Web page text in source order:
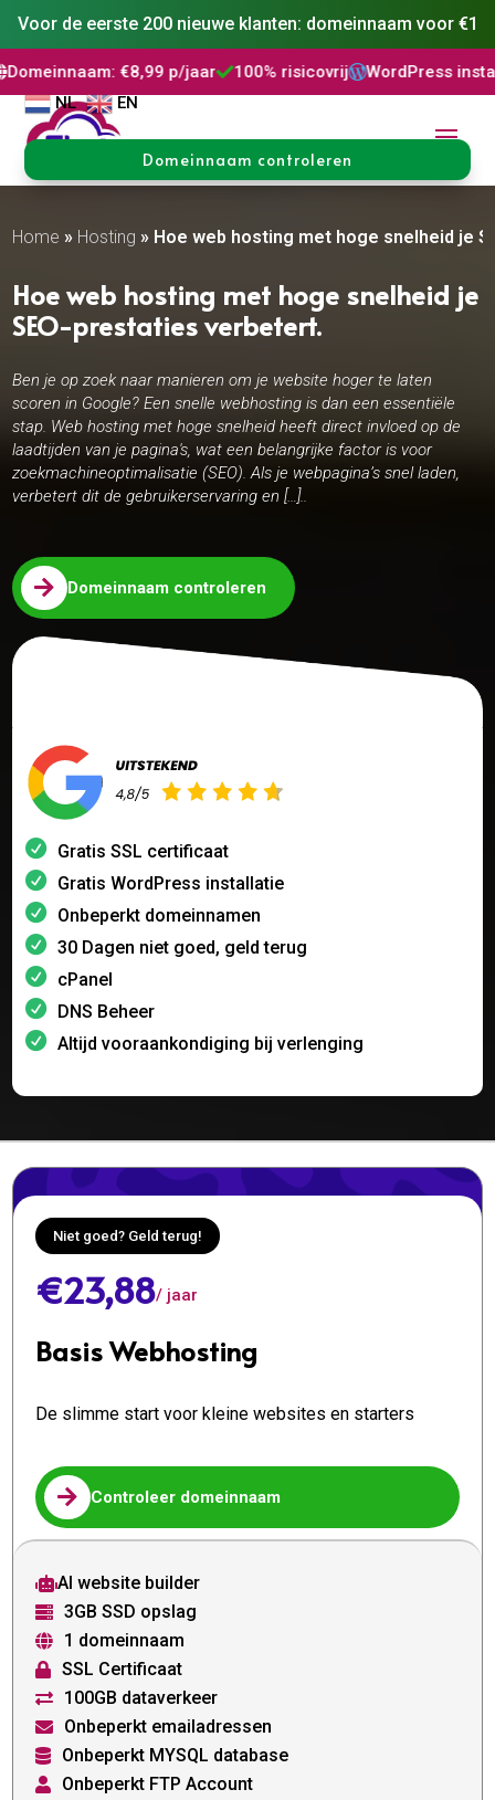
Voor de eerste 200 nieuwe klanten: domeinnaam voor €1
€8,99 p/jaar100% risicovrijWordPress installatie 
NL
EN
Domeinnaam controleren
Home » Hosting » Hoe web hosting met hoge snelheid je
Hoe web hosting met hoge snelheid je
SEO-prestaties verbetert.​
Ben je op zoek naar manieren om je website hoger te laten
scoren in Google? Een snelle webhosting is dan een essentiële
stap. Web hosting met hoge snelheid heeft direct invloed op de
laadtijden van je pagina's, wat een belangrijke factor is voor
zoekmachineoptimalisatie (SEO). Als je webpagina’s snel laden,
verbetert dit de gebruikerservaring en […]..
 Domeinnaam controleren
Gratis SSL certificaat
Gratis WordPress installatie
Onbeperkt domeinnamen
30 Dagen niet goed, geld terug
cPanel
DNS Beheer
Altijd vooraankondiging bij verlenging
Niet goed? Geld terug!
€23,88/ jaar
Basis Webhosting
De slimme start voor kleine websites en starters
 Controleer domeinnaam
AI website builder
 3GB SSD opslag
 1 domeinnaam
 SSL Certificaat
 100GB dataverkeer
 Onbeperkt emailadressen
 Onbeperkt MYSQL database
 Onbeperkt FTP Account